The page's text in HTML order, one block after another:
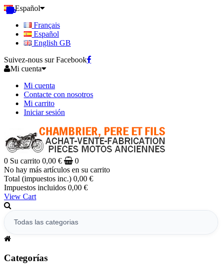
Español
Français
Español
English GB
Suivez-nous sur Facebook
Mi cuenta
Mi cuenta
Contacte con nosotros
Mi carrito
Iniciar sesión
0 Su carrito 0,00 €
0
No hay más artículos en su carrito
Total (impuestos inc.) 0,00 €
Impuestos incluidos 0,00 €
View Cart
Categorías